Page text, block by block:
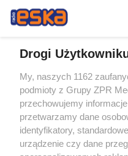
Żaden utwór zamieszczony w
rozpowszechniany lub dalej
tym także elektroniczny lub
eksploatacji w jakiejkolwiek
Internecie bez pisemnej zgody
wykorzystanie utworów w
tzn. bez właściwej zgody, jest
ścigane prawnie.
Drogi
My, naszych 1162
podmioty z Grupy ZPR
przechowujemy
przetwarzamy dane
identyfikatory,
urządzenie czy dane